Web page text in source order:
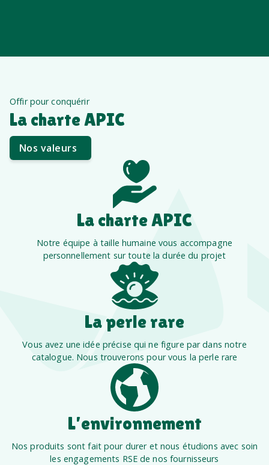
Offir pour conquérir
La charte APIC
Nos valeurs
La charte APIC
Notre équipe à taille humaine vous accompagne
personnellement sur toute la durée du projet
La perle rare
Vous avez une idée précise qui ne figure par dans notre
catalogue. Nous trouverons pour vous la perle rare
L’environnement
Nos produits sont fait pour durer et nous étudions avec soin
les engagements RSE de nos fournisseurs